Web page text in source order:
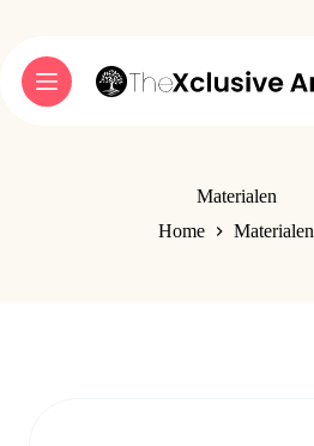
inhoud
Materialen
Home
Materialen